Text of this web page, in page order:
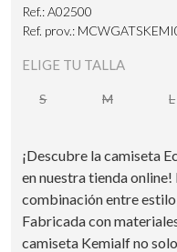
Ref.: A02500
Ref. prov.:
ELIGE TU TALLA
S M L
¡Descubre la camiseta
en nuestra tienda
combinación entre
Fabricada con
camiseta Kemialf no